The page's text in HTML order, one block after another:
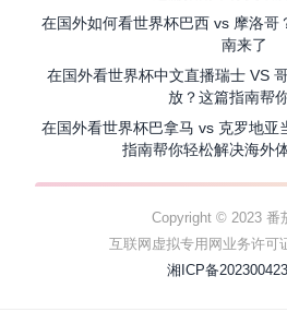
在国外如何看世界杯巴西 vs 摩洛哥
南来了
在国外看世界杯中文直播瑞士 VS
放？这篇指南帮
在国外看世界杯巴拿马 vs 克罗地亚
指南帮你轻松解决海外
Copyright © 2023 番
互联网虚拟专用网业务许可
湘ICP备